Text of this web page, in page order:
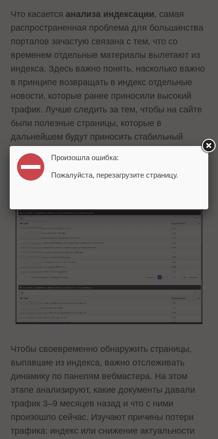
Что касается анализа индексации, самая
распространенная проблема для большинства
порталов зачастую связана с тем, что со
временем отдельные материалы вылетают из
индекса. Здесь важно понять, насколько важно
в принципе возвращать в индекс отдельные
новости, которые ранее приносили высокий
трафик. Лучше следить за тем, чтобы на сайте
были полезные страницы, которые в
дальнейшем будут приносить стабильный
Биться за отдельные новости есть смысл
далеко не всегда.
Чтобы своевременно обнаружить страницы,
выпавшие из индекса, важно отслеживать
динамику по панелям вебмастера. На этом
этапе анализируют, какие документы давали
трафик 3–9 месяцев назад и что с ними
произошло сейчас. Изучают причины потери
трафика: индекс или снижение актуальности
Произошла ошибка:
Пожалуйста, перезагрузите страницу.